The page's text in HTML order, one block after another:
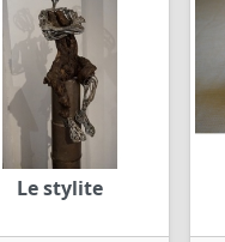
Le stylite